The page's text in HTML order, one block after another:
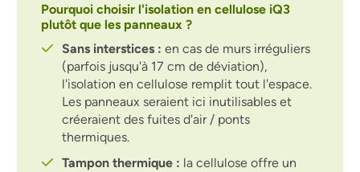
Pourquoi choisir l'isolation en cellulose iQ3
plutôt que les panneaux ?
Sans interstices :en cas de murs irréguliers
(parfois jusqu'à 17 cm de déviation),
l'isolation en cellulose remplit tout l'espace.
Les panneaux seraient ici inutilisables et
créeraient des fuites d'air / ponts
thermiques.
Tampon thermique : la cellulose offre un